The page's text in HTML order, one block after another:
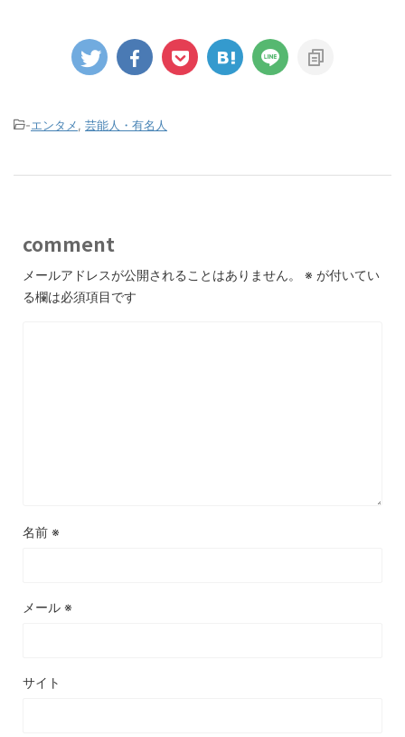
-エンタメ 芸能人・有名人
comment
メールアドレスが公開されることはありません。 ※ が付いてい
る欄は必須項目です
名前 ※
メール ※
サイト